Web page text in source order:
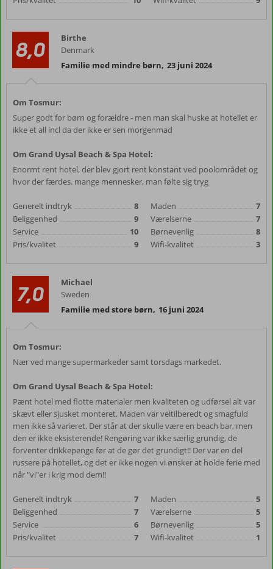
8,0
Birthe
Denmark
Familie med mindre børn, 23 juni 2024
Om Tosmur:
Super godt for børn og forældre - men man skal huske at hotellet er
ikke et all incl da der ikke er sen morgenmad
Om Grand Uysal Beach & Spa Hotel:
Enormt rent hotel, der blev gjort rent konstant ved poolområdet og
hvor der færdes. mange mennesker, man følte sig tryg
Generelt indtryk
8
Beliggenhed
9
Service
10
Pris/kvalitet
9
Maden
7
Værelserne
7
Børnevenlig
8
Wifi-kvalitet
3
7,0
Michael
Sweden
Familie med store børn, 16 juni 2024
Om Tosmur:
Nær ved mange supermarkeder samt torsdags markedet.
Om Grand Uysal Beach & Spa Hotel:
Pænt hotel med flotte materialer men kvaliteten og udførsel alt var
skævt eller sjusket monteret. Maden var veltilberedt og smagfuld
men ikke så varieret. Der står at der skulle være en beach bar, men
den er ikke eksisterende! Rengøring var ikke særlig grundig, de
forventer drikkepenge før at de gør det grundigt!! Der var en del
russere på hotellet, og det er ikke nogen vi ønsker at holde ferie med
når "vi"er i krig mod dem!!
Generelt indtryk
7
Beliggenhed
7
Service
6
Pris/kvalitet
7
Maden
5
Værelserne
5
Børnevenlig
5
Wifi-kvalitet
1